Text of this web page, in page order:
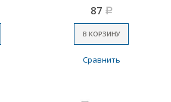
87 Р
В КОРЗИНУ
Сравнить